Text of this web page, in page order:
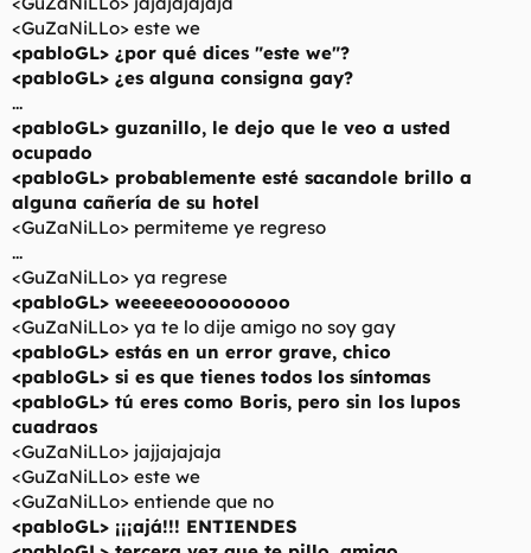
<GuZaNiLLo> este we
<pabloGL> ¿por qué dices "este we"?
<pabloGL> ¿es alguna consigna gay?
...
<pabloGL> guzanillo, le dejo que le veo a usted
ocupado
<pabloGL> probablemente esté sacandole brillo a
alguna cañería de su hotel
<GuZaNiLLo> permiteme ye regreso
...
<GuZaNiLLo> ya regrese
<pabloGL> weeeeeooooooooo
<GuZaNiLLo> ya te lo dije amigo no soy gay
<pabloGL> estás en un error grave, chico
<pabloGL> si es que tienes todos los síntomas
<pabloGL> tú eres como Boris, pero sin los lupos
cuadraos
<GuZaNiLLo> jajjajajaja
<GuZaNiLLo> este we
<GuZaNiLLo> entiende que no
<pabloGL> ¡¡¡ajá!!! ENTIENDES